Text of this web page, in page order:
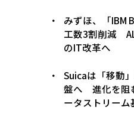
みずほ、「IBM
工数3割削減
のIT改革へ
Suicaは「移動
盤へ 進化を阻
ータストリーム